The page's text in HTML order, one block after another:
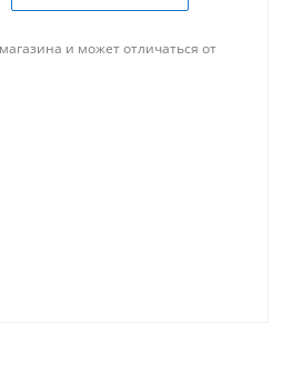
и может отличаться от